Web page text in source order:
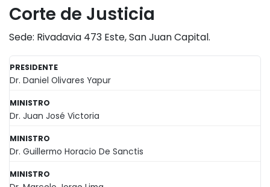
Corte de Justicia
Sede: Rivadavia 473 Este, San Juan Capital.
PRESIDENTE
Dr. Daniel Olivares Yapur
MINISTRO
Dr. Juan José Victoria
MINISTRO
Dr. Guillermo Horacio De Sanctis
MINISTRO